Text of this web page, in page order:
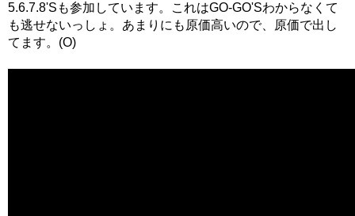
5.6.7.8'Sも参加しています。これはGO-GO'Sわからなくて
も逃せないっしょ。あまりにも原価高いので、原価で出し
てます。(O)